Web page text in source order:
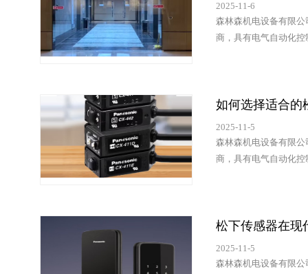
2025-11-6
森林森机电设备有限
商，具有电气自动化
如何选择适合的
2025-11-5
森林森机电设备有限
商，具有电气自动化
松下传感器在现
2025-11-5
森林森机电设备有限